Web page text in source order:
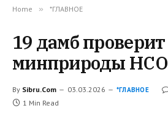
Home » *ГЛАВНОЕ
19 дамб проверит
минприроды НСО
By Sibru.Com 03.03.2026 *ГЛАВНОЕ
1 Min Read